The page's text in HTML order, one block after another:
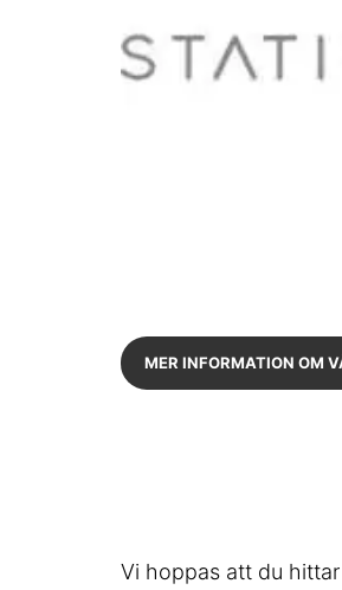
MER INFORMATION OM
Vi hoppas att du